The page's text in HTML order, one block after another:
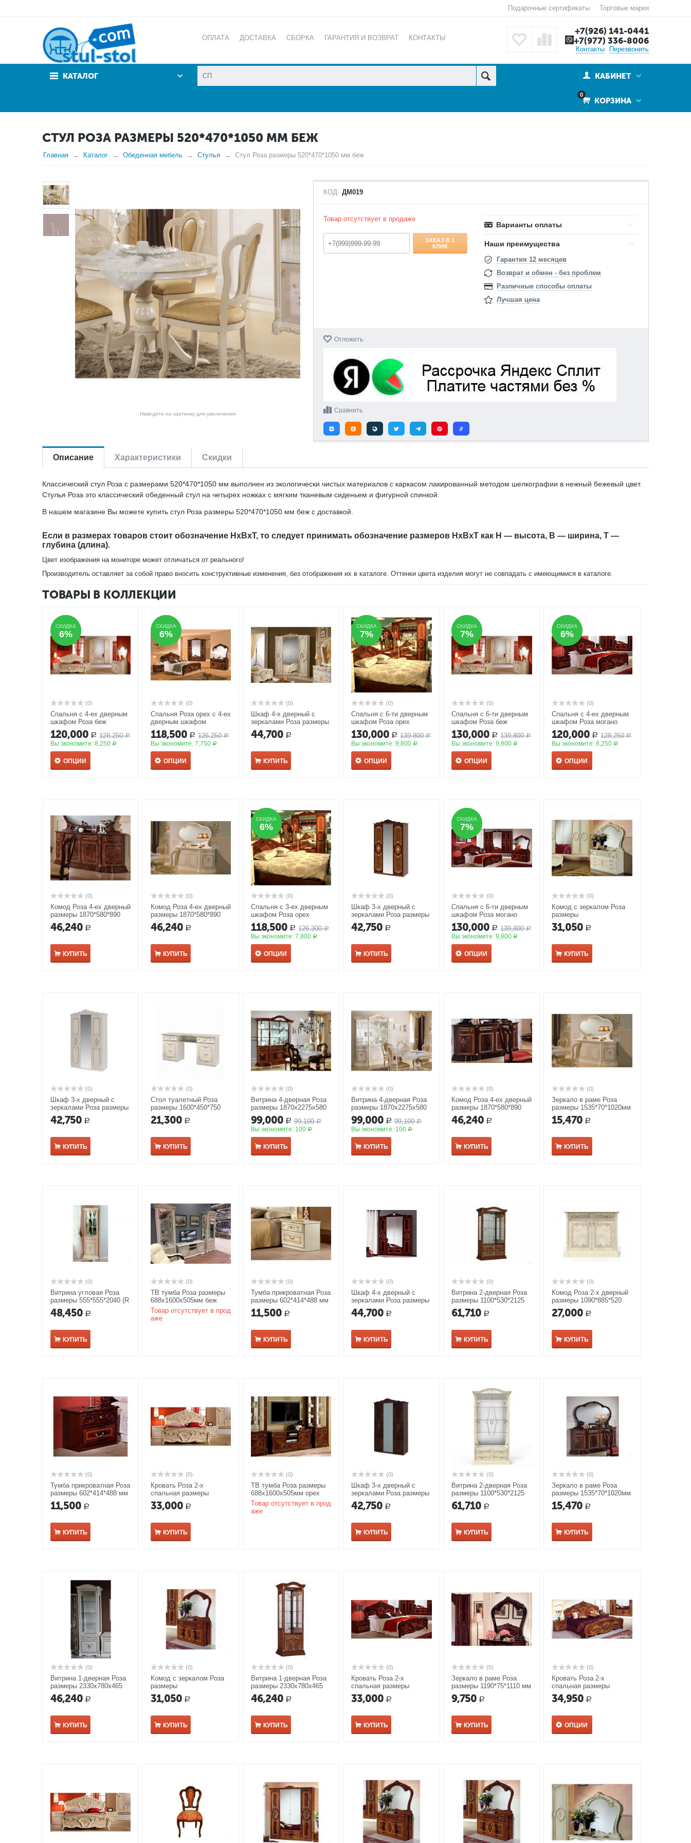
Подарочные сертификаты Торговые марки
ОПЛАТА ДОСТАВКА СБОРКА ГАРАНТИЯ И ВОЗВРАТ КОНТАКТЫ
+7(926) 141-0441
+7(977) 336-8006
Контакты Перезвонить
КАТАЛОГ КАБИНЕТ
0
КОРЗИНА
СТУЛ РОЗА РАЗМЕРЫ 520*470*1050 ММ БЕЖ
Главная Каталог Обеденная мебель Стулья Стул Роза размеры 520*470*1050 мм беж
Наведите на картинку для увеличения
КОД: ДМ019
Товар отсутствует в продаже
ЗАКАЗ В 1
КЛИК
Варианты оплаты
Наши преимущества
Гарантия 12 месяцев
Возврат и обмен - без проблем
Различные способы оплаты
Лучшая цена
Отложить
Сравнить
Описание Характеристики Скидки
Классический стул Роза с размерами 520*470*1050 мм выполнен из экологически чистых материалов с каркасом лакированный методом шелкографии в нежный бежевый цвет.
Стулья Роза это классический обеденный стул на четырех ножках с мягким тканевым сиденьем и фигурной спинкой.
В нашем магазине Вы можете купить стул Роза размеры 520*470*1050 мм беж с доставкой.
Если в размерах товаров стоит обозначение HxBxT, то следует принимать обозначение размеров HxBxT как H — высота, B — ширина, T —
глубина (длина).
Цвет изображения на мониторе может отличаться от реального!
Производитель оставляет за собой право вносить конструктивные изменения, без отображения их в каталоге. Оттенки цвета изделия могут не совпадать с имеющимися в каталоге.
ТОВАРЫ В КОЛЛЕКЦИИ
СКИДКА
6%
СКИДКА
6%
(0)
Спальня с 4-ех дверным
шкафом Роза беж
120,000 Р 128,250 Р
Вы экономите: 8,250 Р
ОПЦИИ
СКИДКА
6%
СКИДКА
6%
(0)
Спальня Роза орех с 4-ех
дверным шкафом
118,500 Р 126,250 Р
Вы экономите:7,750 Р
ОПЦИИ
(0)
Шкаф 4-х дверный с
зеркалами Роза размеры
1865*600*2420 мм беж
44,700 Р
КУПИТЬ
СКИДКА
7%
СКИДКА
7%
(0)
Спальня с 6-ти дверным
шкафом Роза орех
130,000 Р 139,800 Р
Вы экономите:9,800 Р
ОПЦИИ
СКИДКА
7%
СКИДКА
7%
(0)
Спальня с 6-ти дверным
шкафом Роза беж
130,000 Р 139,800 Р
Вы экономите:9,800 Р
ОПЦИИ
СКИДКА
6%
СКИДКА
6%
(0)
Спальня с 4-ех дверным
шкафом Роза могано
120,000 Р 128,250 Р
Вы экономите:8,250 Р
ОПЦИИ
(0)
Комод Роза 4-ех дверный
размеры 1870*580*890
мм орех
46,240 Р
КУПИТЬ
(0)
Комод Роза 4-ех дверный
размеры 1870*580*890
мм беж
46,240 Р
КУПИТЬ
СКИДКА
6%
СКИДКА
6%
(0)
Спальня с 3-ех дверным
шкафом Роза орех
118,500 Р 126,300 Р
Вы экономите:7,800 Р
ОПЦИИ
(0)
Шкаф 3-х дверный с
зеркалами Роза размеры
1395*600*2395 мм орех
42,750 Р
КУПИТЬ
СКИДКА
7%
СКИДКА
7%
(0)
Спальня с 6-ти дверным
шкафом Роза могано
130,000 Р 139,800 Р
Вы экономите:9,800 Р
ОПЦИИ
(0)
Комод с зеркалом Роза
размеры
1220*508*766(1190*75*111
0) мм беж
31,050 Р
КУПИТЬ
(0)
Шкаф 3-х дверный с
зеркалами Роза размеры
1395*600*2395 мм беж
42,750 Р
КУПИТЬ
(0)
Стол туалетный Роза
размеры 1600*450*750
мм беж
21,300 Р
КУПИТЬ
(0)
Витрина 4-дверная Роза
размеры 1870x2275x580
мм орех
99,000 Р 99,100 Р
Вы экономите: 100 Р
КУПИТЬ
(0)
Витрина 4-дверная Роза
размеры 1870x2275x580
мм беж
99,000 Р 99,100 Р
Вы экономите: 100 Р
КУПИТЬ
(0)
Комод Роза 4-ех дверный
размеры 1870*580*890
мм могано
46,240 Р
КУПИТЬ
(0)
Зеркало в раме Роза
размеры 1535*70*1020мм
беж
15,470 Р
КУПИТЬ
(0)
Витрина угловая Роза
размеры 555*555*2040 (R
495) беж
48,450 Р
КУПИТЬ
(0)
ТВ тумба Роза размеры
688x1600x505мм беж
Товар отсутствует в прод
аже
(0)
Тумба прикроватная Роза
размеры 602*414*488 мм
беж
11,500 Р
КУПИТЬ
(0)
Шкаф 4-х дверный с
зеркалами Роза размеры
1865*600*2420 мм могано
44,700 Р
КУПИТЬ
(0)
Витрина 2-дверная Роза
размеры 1100*530*2125
мм орех
61,710 Р
КУПИТЬ
(0)
Комод Роза 2-х дверный
размеры 1090*885*520
мм беж
27,000 Р
КУПИТЬ
(0)
Тумба прикроватная Роза
размеры 602*414*488 мм
могано
11,500 Р
КУПИТЬ
(0)
Кровать Роза 2-х
спальная размеры
2130*1615*1205 мм и
спальным местом
33,000 Р
КУПИТЬ
(0)
ТВ тумба Роза размеры
688x1600x505мм орех
Товар отсутствует в прод
аже
(0)
Шкаф 3-х дверный с
зеркалами Роза размеры
1395*600*2395 мм могано
42,750 Р
КУПИТЬ
(0)
Витрина 2-дверная Роза
размеры 1100*530*2125
мм беж
61,710 Р
КУПИТЬ
(0)
Зеркало в раме Роза
размеры 1535*70*1020мм
могано
15,470 Р
КУПИТЬ
(0)
Витрина 1-дверная Роза
размеры 2330x780x465
мм беж
46,240 Р
КУПИТЬ
(0)
Комод с зеркалом Роза
размеры
1220*508*766(1190*75*111
0) мм орех
31,050 Р
КУПИТЬ
(0)
Витрина 1-дверная Роза
размеры 2330x780x465
мм орех
46,240 Р
КУПИТЬ
(0)
Кровать Роза 2-х
спальная размеры
2130*1615*1205 мм и
спальным местом
33,000 Р
КУПИТЬ
(0)
Зеркало в раме Роза
размеры 1190*75*1110 мм
могано
9,750 Р
КУПИТЬ
(0)
Кровать Роза 2-х
спальная размеры
2130*1835*1125 мм и
спальным местом
34,950 Р
ОПЦИИ